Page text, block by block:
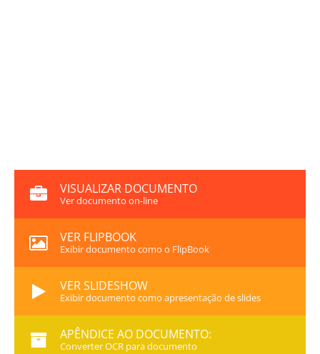
VISUALIZAR DOCUMENTO
Ver documento on-line
VER FLIPBOOK
Exibir documento como o FlipBook
VER SLIDESHOW
Exibir documento como apresentação de slides
APÊNDICE AO DOCUMENTO:
Converter OCR para documento